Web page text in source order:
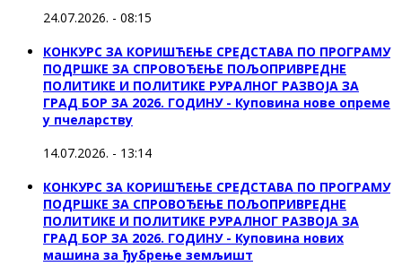
24.07.2026. - 08:15
КОНКУРС ЗА КОРИШЋЕЊЕ СРЕДСТАВА ПО ПРОГРАМУ
ПОДРШКЕ ЗА СПРОВОЂЕЊЕ ПОЉОПРИВРЕДНЕ
ПОЛИТИКЕ И ПОЛИТИКЕ РУРАЛНОГ РАЗВОЈА ЗА
ГРАД БОР ЗА 2026. ГОДИНУ - Куповина нове опреме
у пчеларству
14.07.2026. - 13:14
КОНКУРС ЗА КОРИШЋЕЊЕ СРЕДСТАВА ПО ПРОГРАМУ
ПОДРШКЕ ЗА СПРОВОЂЕЊЕ ПОЉОПРИВРЕДНЕ
ПОЛИТИКЕ И ПОЛИТИКЕ РУРАЛНОГ РАЗВОЈА ЗА
ГРАД БОР ЗА 2026. ГОДИНУ - Куповина нових
машина за ђубрење земљишт